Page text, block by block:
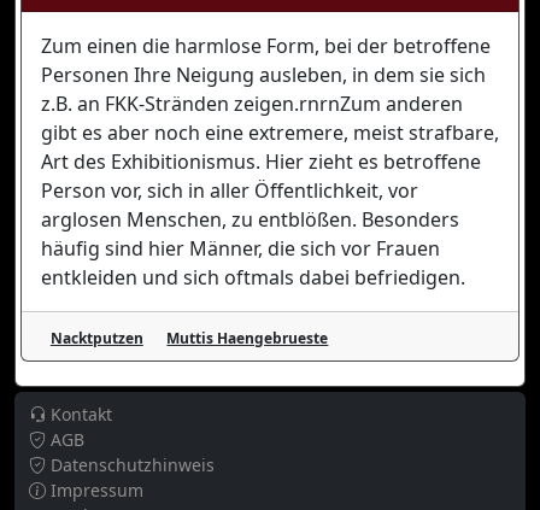
Zum einen die harmlose Form, bei der betroffene
Personen Ihre Neigung ausleben, in dem sie sich
z.B. an FKK-Stränden zeigen.rnrnZum anderen
gibt es aber noch eine extremere, meist strafbare,
Art des Exhibitionismus. Hier zieht es betroffene
Person vor, sich in aller Öffentlichkeit, vor
arglosen Menschen, zu entblößen. Besonders
häufig sind hier Männer, die sich vor Frauen
entkleiden und sich oftmals dabei befriedigen.
Nacktputzen Muttis Haengebrueste
Kontakt
AGB
Datenschutzhinweis
Impressum